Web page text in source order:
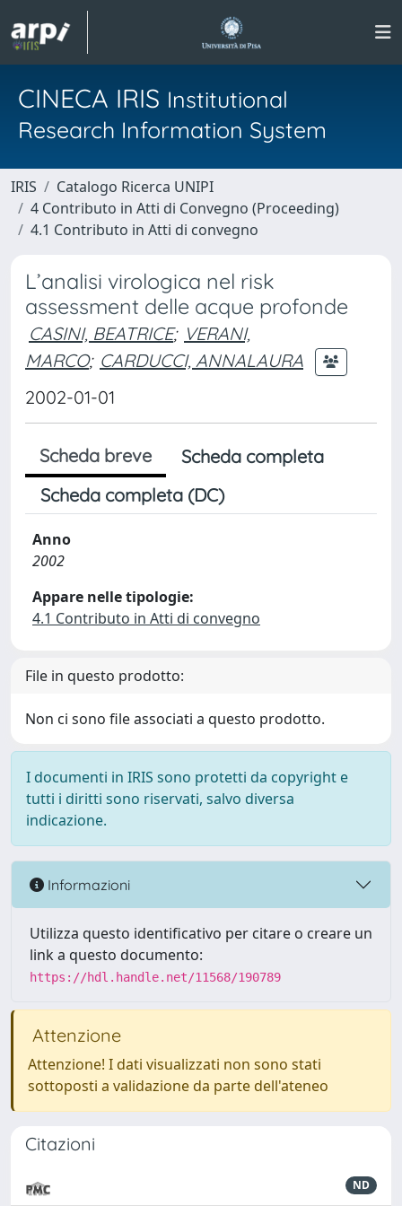
CINECA IRIS Institutional
Research Information System
IRIS
Catalogo Ricerca UNIPI
4 Contributo in Atti di Convegno (Proceeding)
4.1 Contributo in Atti di convegno
L’analisi virologica nel risk
assessment delle acque profonde
CASINI, BEATRICE; VERANI,
MARCO; CARDUCCI, ANNALAURA
2002-01-01
Scheda breve
Scheda completa
Scheda completa (DC)
Anno
2002
Appare nelle tipologie:
4.1 Contributo in Atti di convegno
File in questo prodotto:
Non ci sono file associati a questo prodotto.
I documenti in IRIS sono protetti da copyright e
tutti i diritti sono riservati, salvo diversa
indicazione.
Informazioni
Utilizza questo identificativo per citare o creare un
link a questo documento:
https://hdl.handle.net/11568/190789
Attenzione
Attenzione! I dati visualizzati non sono stati
sottoposti a validazione da parte dell'ateneo
Citazioni
ND